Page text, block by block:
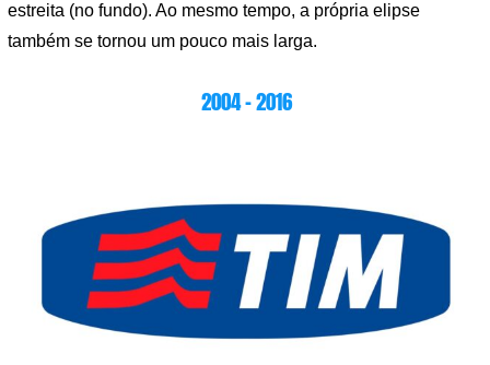
estreita (no fundo). Ao mesmo tempo, a própria elipse
também se tornou um pouco mais larga.
2004 – 2016